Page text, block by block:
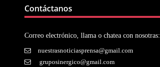
Contáctanos
Correo electrónico, llama o chatea con nosotras:
nuestrasnoticiasprensa@gmail.com
gruposinergico@gmail.com